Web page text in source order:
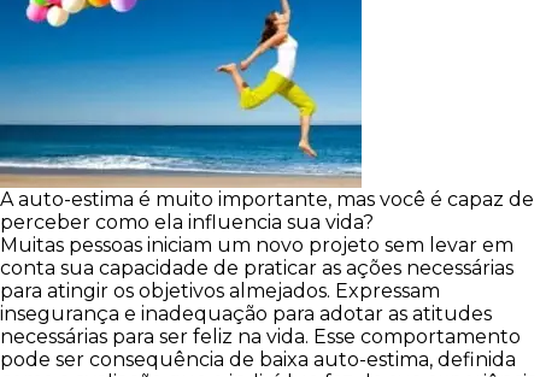
A auto-estima é muito importante, mas você é capaz de
perceber como ela influencia sua vida?
Muitas pessoas iniciam um novo projeto sem levar em
conta sua capacidade de praticar as ações necessárias
para atingir os objetivos almejados. Expressam
insegurança e inadequação para adotar as atitudes
necessárias para ser feliz na vida. Esse comportamento
pode ser consequência de baixa auto-estima, definida